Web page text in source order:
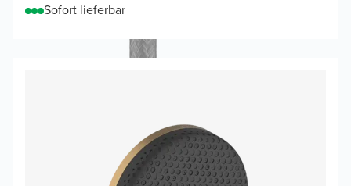
Sofort lieferbar